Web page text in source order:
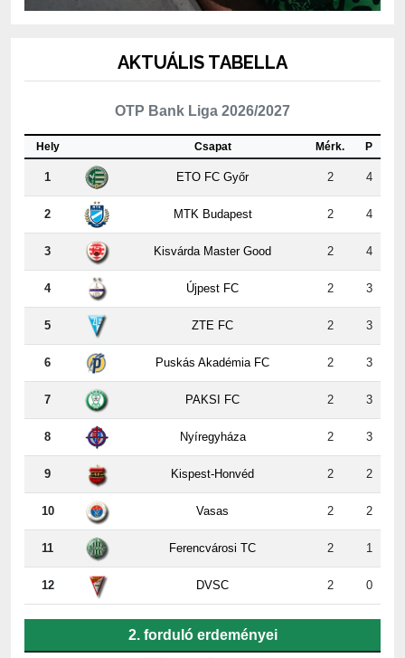
AKTUÁLIS TABELLA
OTP Bank Liga 2026/2027
Hely Csapat Mérk. P
1 ETO FC Győr 2 4
2 MTK Budapest 2 4
3 Kisvárda Master Good 2 4
4 Újpest FC 2 3
5 ZTE FC 2 3
6 Puskás Akadémia FC 2 3
7 PAKSI FC 2 3
8 Nyíregyháza 2 3
9 Kispest-Honvéd 2 2
10 Vasas 2 2
11 Ferencvárosi TC 2 1
12 DVSC 2 0
2. forduló erdeményei